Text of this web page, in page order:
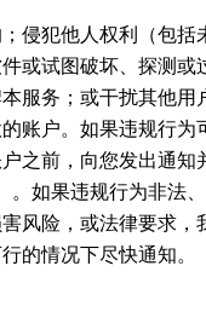
侵犯他人权利（包括
或试图破坏、探测或
服务；或干扰其他用
账户。如果违规行为
之前，向您发出通知
。如果违规行为非法
风险，或法律要求，
的情况下尽快通知。